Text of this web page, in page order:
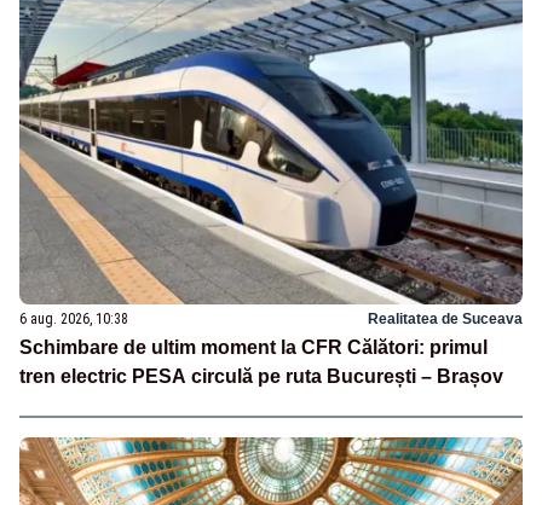
6 aug. 2026, 10:38 Realitatea de Suceava
Schimbare de ultim moment la CFR Călători: primul
tren electric PESA circulă pe ruta București – Brașov